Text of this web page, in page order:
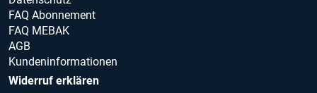
FAQ Abonnement
FAQ MEBAK
AGB
Kundeninformationen
Widerruf erklären